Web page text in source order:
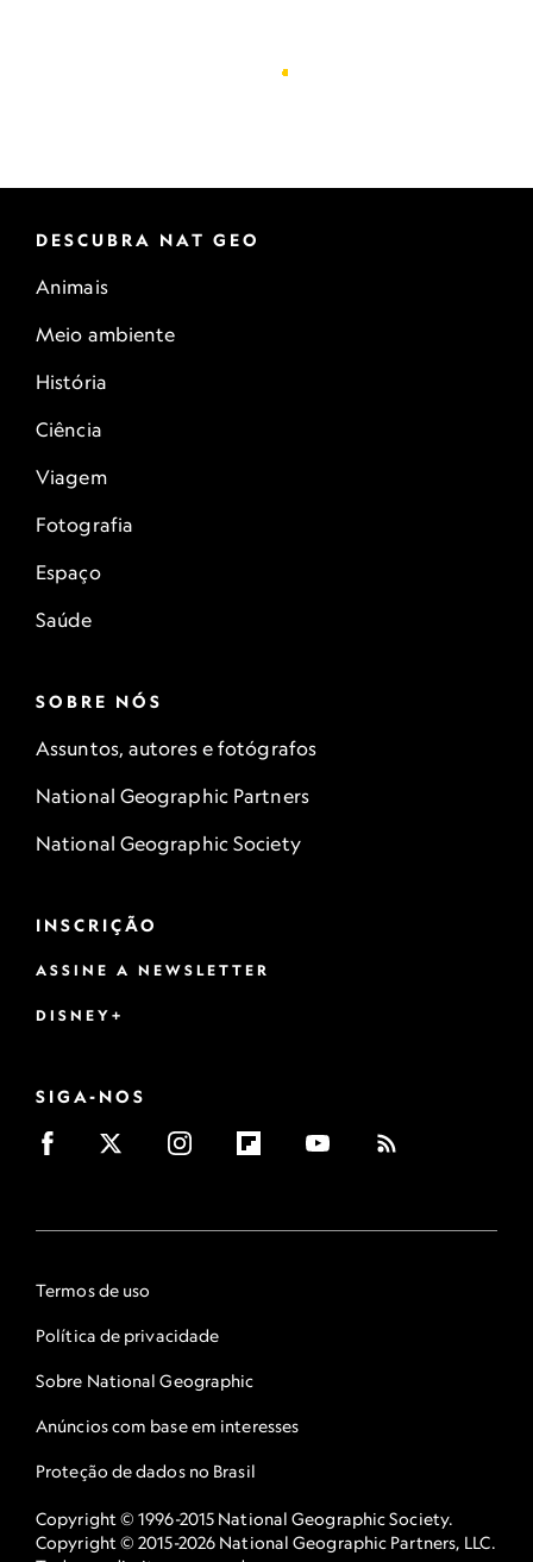
DESCUBRA NAT GEO
Animais
Meio ambiente
História
Ciência
Viagem
Fotografia
Espaço
Saúde
SOBRE NÓS
Assuntos, autores e fotógrafos
National Geographic Partners
National Geographic Society
INSCRIÇÃO
ASSINE A NEWSLETTER
DISNEY+
SIGA-NOS
Termos de uso
Política de privacidade
Sobre National Geographic
Anúncios com base em interesses
Proteção de dados no Brasil
Copyright © 1996-2015 National Geographic Society.
Copyright © 2015-2026 National Geographic Partners, LLC.